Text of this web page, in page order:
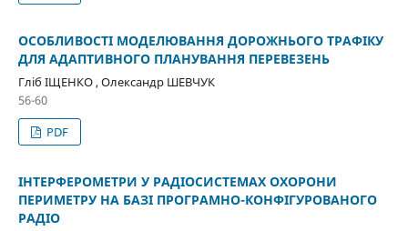
ОСОБЛИВОСТІ МОДЕЛЮВАННЯ ДОРОЖНЬОГО ТРАФІКУ
ДЛЯ АДАПТИВНОГО ПЛАНУВАННЯ ПЕРЕВЕЗЕНЬ
Гліб ІЩЕНКО , Олександр ШЕВЧУК
56-60
PDF
ІНТЕРФЕРОМЕТРИ У РАДІОСИСТЕМАХ ОХОРОНИ
ПЕРИМЕТРУ НА БАЗІ ПРОГРАМНО-КОНФІГУРОВАНОГО
РАДІО